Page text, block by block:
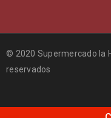
© 2020 Supermercado la
reservados